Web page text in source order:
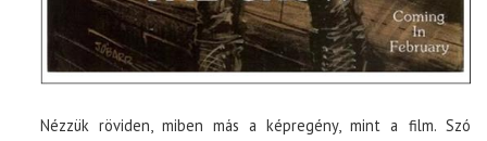
Nézzük röviden, miben más a képregény, mint a film. Szó